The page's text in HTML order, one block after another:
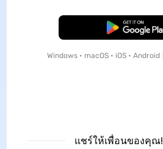
ดาวน์โหลดฟรี
Windows • macOS • iOS • Android
แชร์ให้เพื่อนของคุณ!